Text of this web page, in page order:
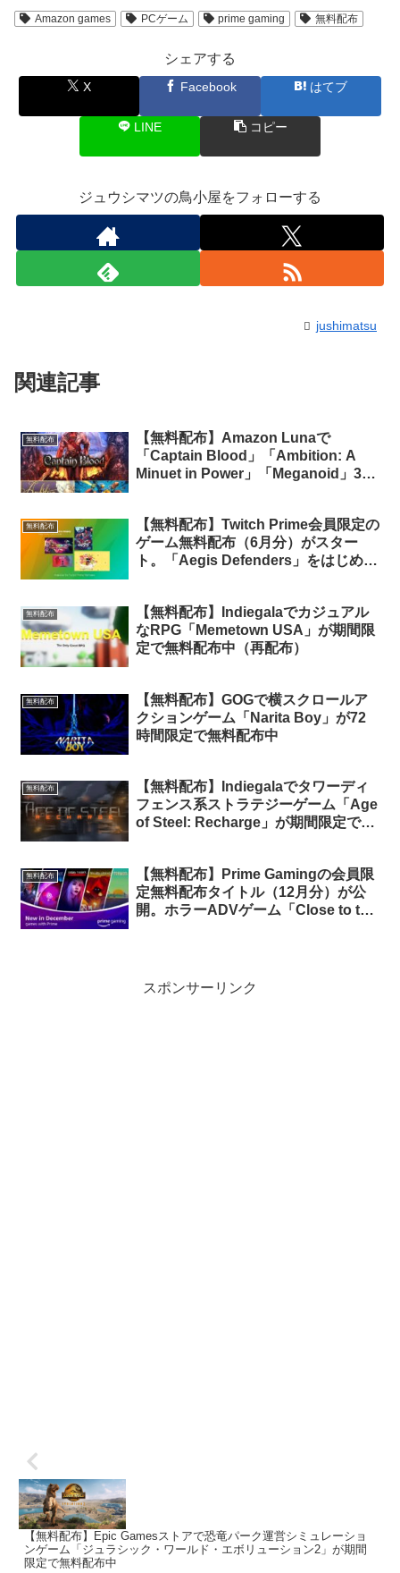
Amazon games PCゲーム prime gaming 無料配布
シェアする
X Facebook はてブ
LINE コピー
ジュウシマツの鳥小屋をフォローする
jushimatsu
関連記事
無料配布
【無料配布】Amazon Lunaで
「Captain Blood」「Ambition: A
Minuet in Power」「Meganoid」3タ
無料配布
【無料配布】Twitch Prime会員限定の
ゲーム無料配布（6月分）がスター
ト。「Aegis Defenders」をはじめ4
無料配布
【無料配布】Indiegalaでカジュアル
なRPG「Memetown USA」が期間限
定で無料配布中（再配布）
無料配布
【無料配布】GOGで横スクロールア
クションゲーム「Narita Boy」が72
時間限定で無料配布中
無料配布
【無料配布】Indiegalaでタワーディ
フェンス系ストラテジーゲーム「Age
of Steel: Recharge」が期間限定で無
無料配布
【無料配布】Prime Gamingの会員限
定無料配布タイトル（12月分）が公
開。ホラーADVゲーム「Close to the
スポンサーリンク
【無料配布】Epic Gamesストアで恐竜パーク運営シミュレーショ
ンゲーム「ジュラシック・ワールド・エボリューション2」が期間
限定で無料配布中